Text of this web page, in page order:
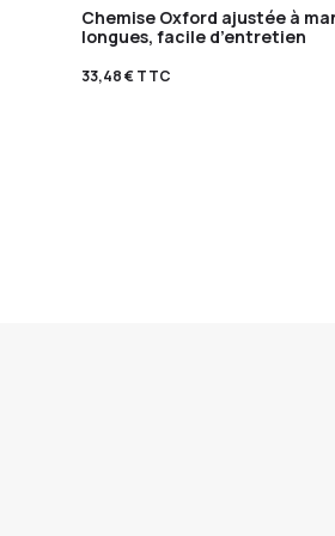
Chemise Oxford ajustée à
longues, facile d’entretien
33,48€TTC